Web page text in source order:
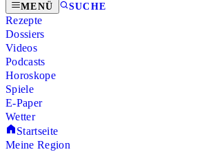
MENÜ SUCHE
Rezepte
Dossiers
Videos
Podcasts
Horoskope
Spiele
E-Paper
Wetter
Startseite
Meine Region